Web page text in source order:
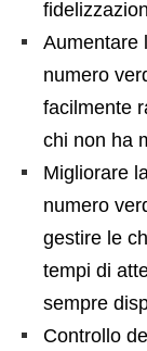
Aumentare
numero
facilmente
chi non ha
Migliorare
numero
gestire le
tempi di
sempre
Controllo